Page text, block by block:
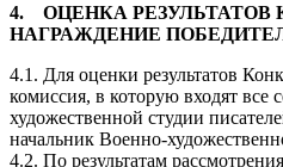
4. ОЦЕНКА РЕЗУЛЬТАТОВ
НАГРАЖДЕНИЕ
4.1. Для оценки результатов
комиссия, в которую входят все
художественной студии
начальник Военно-
4.2. По результатам